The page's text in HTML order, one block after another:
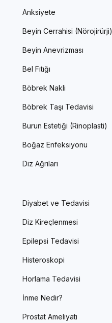
Anksiyete
Beyin Cerrahisi (Nörojirürji)
Beyin Anevrizması
Bel Fıtığı
Böbrek Nakli
Böbrek Taşı Tedavisi
Burun Estetiği (Rinoplasti)
Boğaz Enfeksiyonu
Diz Ağrıları
Diyabet ve Tedavisi
Diz Kireçlenmesi
Epilepsi Tedavisi
Histeroskopi
Horlama Tedavisi
İnme Nedir?
Prostat Ameliyatı